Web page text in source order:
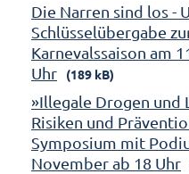
Die Narren sind los -
Schlüsselübergabe
Karnevalssaison am
Uhr
(189 kB)
»Illegale Drogen und
Risiken und
Symposium mit
November ab 18 Uhr